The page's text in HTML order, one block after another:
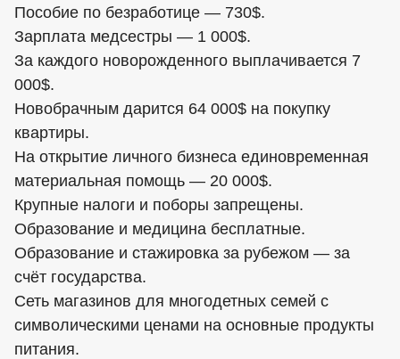
Пособие по безработице — 730$.
Зарплата медсестры — 1 000$.
За каждого новорожденного выплачивается 7
000$.
Новобрачным дарится 64 000$ на покупку
квартиры.
На открытие личного бизнеса единовременная
материальная помощь — 20 000$.
Крупные налоги и поборы запрещены.
Образование и медицина бесплатные.
Образование и стажировка за рубежом — за
счёт государства.
Сеть магазинов для многодетных семей с
символическими ценами на основные продукты
питания.